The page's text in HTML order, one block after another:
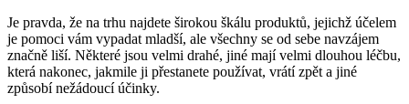
Je pravda, že na trhu najdete širokou škálu produktů, jejichž účelem
je pomoci vám vypadat mladší, ale všechny se od sebe navzájem
značně liší. Některé jsou velmi drahé, jiné mají velmi dlouhou léčbu,
která nakonec, jakmile ji přestanete používat, vrátí zpět a jiné
způsobí nežádoucí účinky.